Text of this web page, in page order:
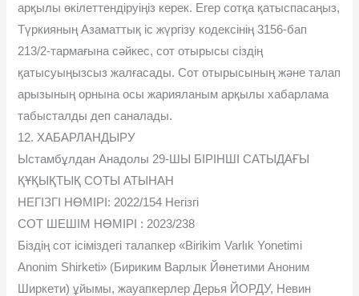
арқылы өкілеттендіруіңіз керек. Егер сотқа қатыспасаңыз,
Түркияның Азаматтық іс жүргізу кодексінің 3156-бап
213/2-тармағына сəйкес, сот отырысы сіздің
қатысуыңызсыз жалғасады. Сот отырысының жəне талап
арызының орнына осы жарияланым арқылы хабарлама
табысталды деп саналады.
12. ХАБАРЛАНДЫРУ
Ыстамбұлдан Анадолы 29-ШЫ БІРІНШІ САТЫДАҒЫ
ҚҰҚЫҚТЫҚ СОТЫ АТЫНАН
НЕГІЗГІ НӨМІРІ: 2022/154 Негізгі
СОТ ШЕШІМ НӨМІРІ : 2023/238
Біздің сот ісіміздегі талапкер «Birikim Varlık Yonetimi
Anonim Shirketi» (Бириким Варлык Йөнетими Аноним
Ширкети) ұйымы, жауапкерлер Дерья ЙОРДУ, Невин